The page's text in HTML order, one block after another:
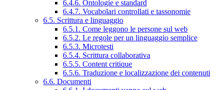
6.4.6. Ontologie e standard
6.4.7. Vocabolari controllati e tassonomie
6.5. Scrittura e linguaggio
6.5.1. Come leggono le persone sul web
6.5.2. Le regole per un linguaggio semplice
6.5.3. Microtesti
6.5.4. Scrittura collaborativa
6.5.5. Content critique
6.5.6. Traduzione e localizzazione dei contenuti
6.6. Documenti